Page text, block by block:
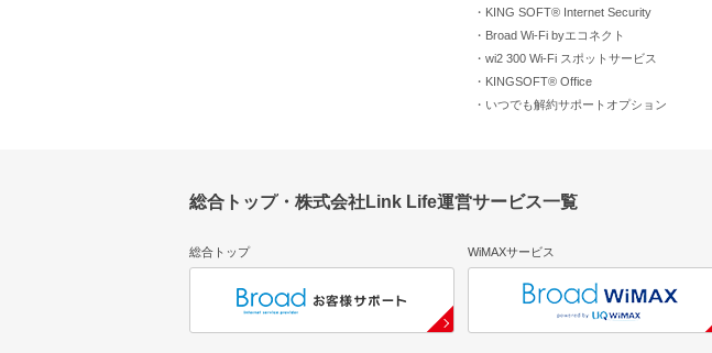
・KING SOFT® Internet Security
・Broad Wi-Fi byエコネクト
・wi2 300 Wi-Fi スポットサービス
・KINGSOFT® Office
・いつでも解約サポートオプション
総合トップ・株式会社Link Life運営サービス一覧
総合トップ WiMAXサービス